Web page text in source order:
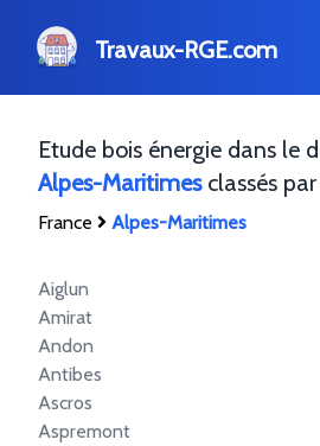
Travaux-RGE.com
Etude bois énergie dans le
Alpes-Maritimesclassés
France Alpes-Maritimes
Aiglun
Amirat
Andon
Antibes
Ascros
Aspremont